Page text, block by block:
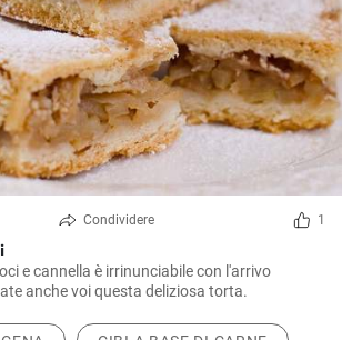
Condividere 1
e cannella è irrinunciabile con l'arrivo
anche voi questa deliziosa torta.